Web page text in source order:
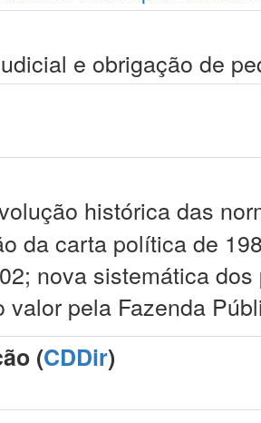
e obrigação de
histórica das
da carta política de
nova sistemática
valor pela Fazenda
(CDDir)